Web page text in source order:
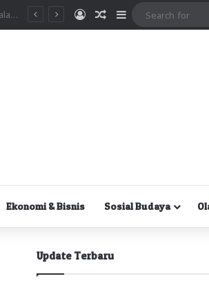
MasukRandom Article
Sidebar
Ekonomi & Bisnis Sosial Budaya
Update Terbaru